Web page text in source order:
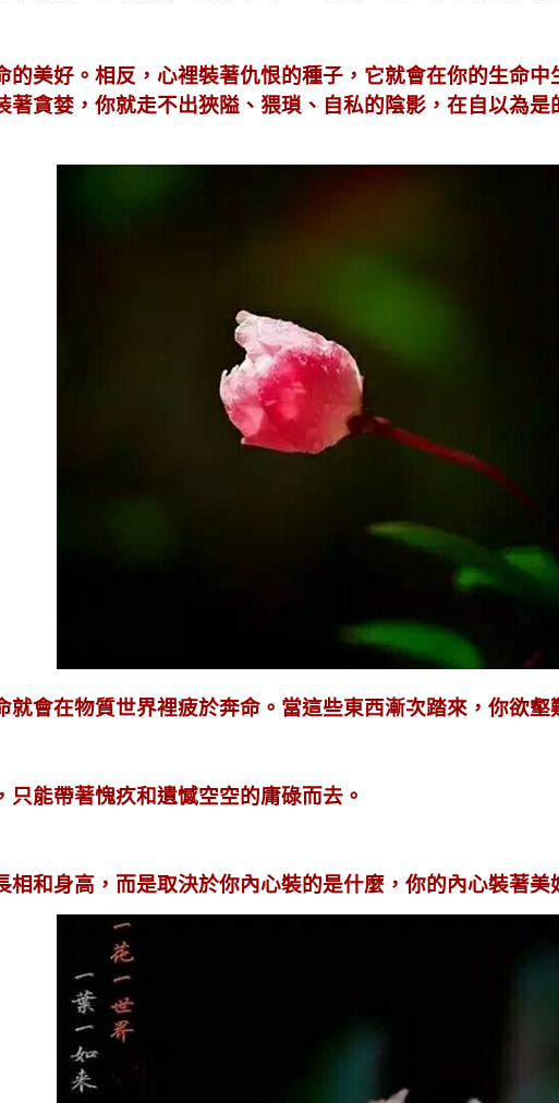
美好。相反，心裡裝著仇恨的種子，它就會在你的生命
著貪婪，你就走不出狹隘、猥瑣、自私的陰影，在自以為
會在物質世界裡疲於奔命。當這些東西漸次踏來，你欲
能帶著愧疚和遺憾空空的庸碌而去。
和身高，而是取決於你內心裝的是什麼，你的內心裝著美